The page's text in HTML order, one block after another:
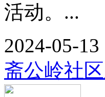
活动。...
2024-05-13
斋公岭社